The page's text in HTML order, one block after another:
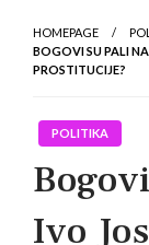
HOMEPAGE
BOGOVI SU PALI
PROSTITUCIJE?
POLITIKA
Ivo